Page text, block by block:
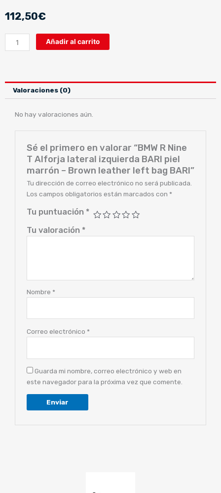
112,50€
BMW
R
Alforja
lateral
BARI
cantidad
Añadir al carrito
Valoraciones (0)
No hay valoraciones aún.
Sé el primero en valorar “BMW R Nine
T Alforja lateral izquierda BARI piel
marrón – Brown leather left bag BARI”
Tu dirección de correo electrónico no será publicada.
Los campos obligatorios están marcados con *
Tu puntuación *
Tu valoración *
Nombre *
Correo electrónico *
Guarda mi nombre, correo electrónico y web en
este navegador para la próxima vez que comente.